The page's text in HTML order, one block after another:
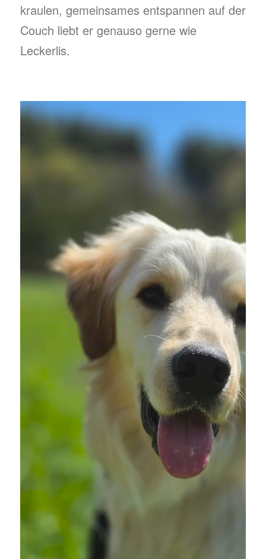
kraulen, gemeinsames entspannen auf der
Couch liebt er genauso gerne wie
Leckerlis.